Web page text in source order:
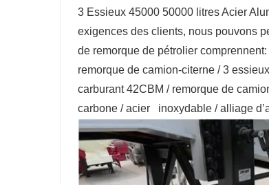
3 Essieux 45000 50000 litres Acier
exigences des clients, nous pouvons
de remorque de pétrolier
remorque de camion-citerne / 3
carburant 42CBM / remorque de
carbone / acier inoxydable / alliage